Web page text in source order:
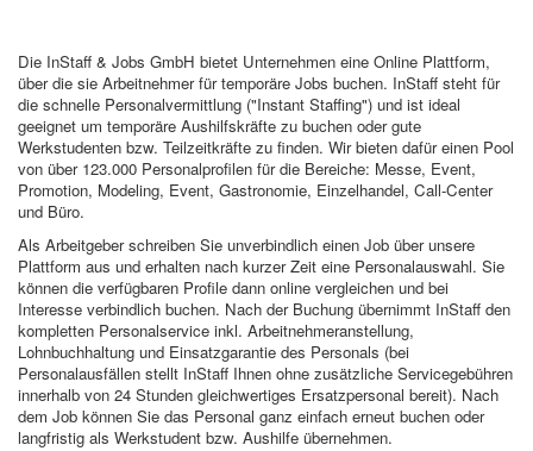
Die InStaff & Jobs GmbH bietet Unternehmen eine Online Plattform,
über die sie Arbeitnehmer für temporäre Jobs buchen. InStaff steht für
die schnelle Personalvermittlung ("Instant Staffing") und ist ideal
geeignet um temporäre Aushilfskräfte zu buchen oder gute
Werkstudenten bzw. Teilzeitkräfte zu finden. Wir bieten dafür einen Pool
von über 123.000 Personalprofilen für die Bereiche: Messe, Event,
Promotion, Modeling, Event, Gastronomie, Einzelhandel, Call-Center
und Büro.
Als Arbeitgeber schreiben Sie unverbindlich einen Job über unsere
Plattform aus und erhalten nach kurzer Zeit eine Personalauswahl. Sie
können die verfügbaren Profile dann online vergleichen und bei
Interesse verbindlich buchen. Nach der Buchung übernimmt InStaff den
kompletten Personalservice inkl. Arbeitnehmeranstellung,
Lohnbuchhaltung und Einsatzgarantie des Personals (bei
Personalausfällen stellt InStaff Ihnen ohne zusätzliche Servicegebühren
innerhalb von 24 Stunden gleichwertiges Ersatzpersonal bereit). Nach
dem Job können Sie das Personal ganz einfach erneut buchen oder
langfristig als Werkstudent bzw. Aushilfe übernehmen.